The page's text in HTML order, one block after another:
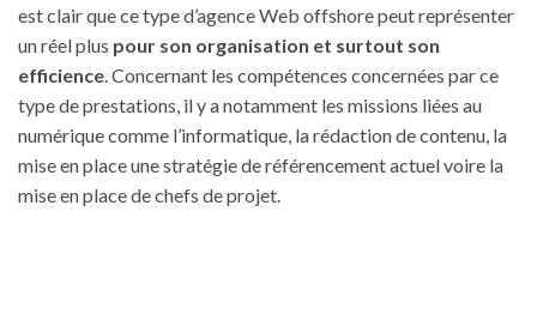
est clair que ce type d’agence Web offshore peut représenter
un réel plus pour son organisation et surtout son
efficience. Concernant les compétences concernées par ce
type de prestations, il y a notamment les missions liées au
numérique comme l’informatique, la rédaction de contenu, la
mise en place une stratégie de référencement actuel voire la
mise en place de chefs de projet.